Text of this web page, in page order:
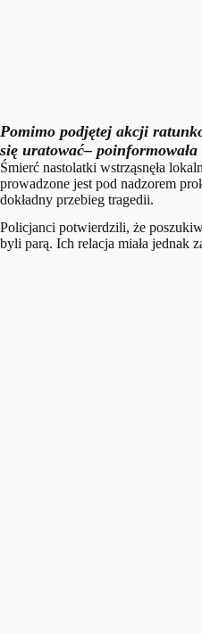
Pomimo podjętej akcji
się uratować–
Śmierć nastolatki wstrząsnęła
prowadzone jest pod nadzorem
dokładny przebieg tragedii.
Policjanci potwierdzili, że
byli parą. Ich relacja miała jednak